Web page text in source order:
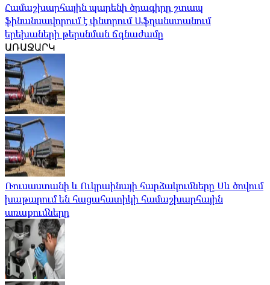
Համաշխարհային պարենի ծրագիրը շտապ
ֆինանսավորում է փնտրում Աֆղանստանում
երեխաների թերսնման ճգնաժամը
ԱՌԱՋԱՐԿ
Ռուսաստանի և Ուկրաինայի հարձակումները Սև ծովում
խաթարում են հացահատիկի համաշխարհային
առաքումները